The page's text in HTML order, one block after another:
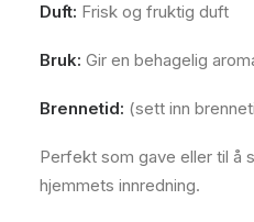
Duft: Frisk og fruktig duft
Bruk: Gir en behagelig
Brennetid: (sett inn
Perfekt som gave eller til å
hjemmets innredning.